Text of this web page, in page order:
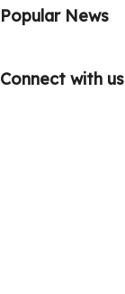
Popular News
Connect with us